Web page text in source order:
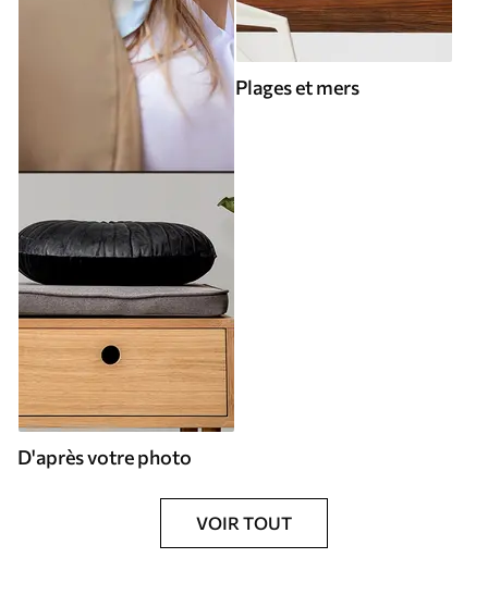
D'après votre photo
Plages et mers
VOIR TOUT